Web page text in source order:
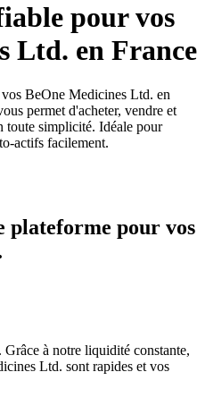
pour vos
Ltd. en France
BeOne Medicines Ltd. en
permet d'acheter, vendre et
toute simplicité. Idéale pour
actifs facilement.
plateforme pour vos
à notre liquidité constante,
Ltd. sont rapides et vos